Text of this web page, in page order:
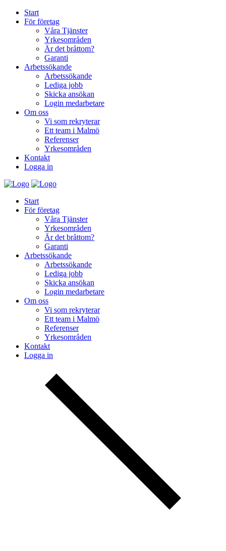
Start
För företag
Våra Tjänster
Yrkesområden
Är det bråttom?
Garanti
Arbetssökande
Arbetssökande
Lediga jobb
Skicka ansökan
Login medarbetare
Om oss
Vi som rekryterar
Ett team i Malmö
Referenser
Yrkesområden
Kontakt
Logga in
Start
För företag
Våra Tjänster
Yrkesområden
Är det bråttom?
Garanti
Arbetssökande
Arbetssökande
Lediga jobb
Skicka ansökan
Login medarbetare
Om oss
Vi som rekryterar
Ett team i Malmö
Referenser
Yrkesområden
Kontakt
Logga in